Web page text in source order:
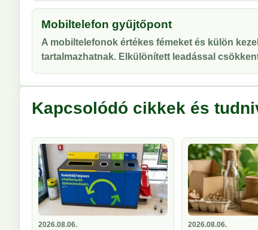
Mobiltelefon gyűjtőpont
A mobiltelefonok értékes fémeket és külön
tartalmazhatnak. Elkülönített leadással
Kapcsolódó cikkek és
2026.08.06. 2026.08.06.